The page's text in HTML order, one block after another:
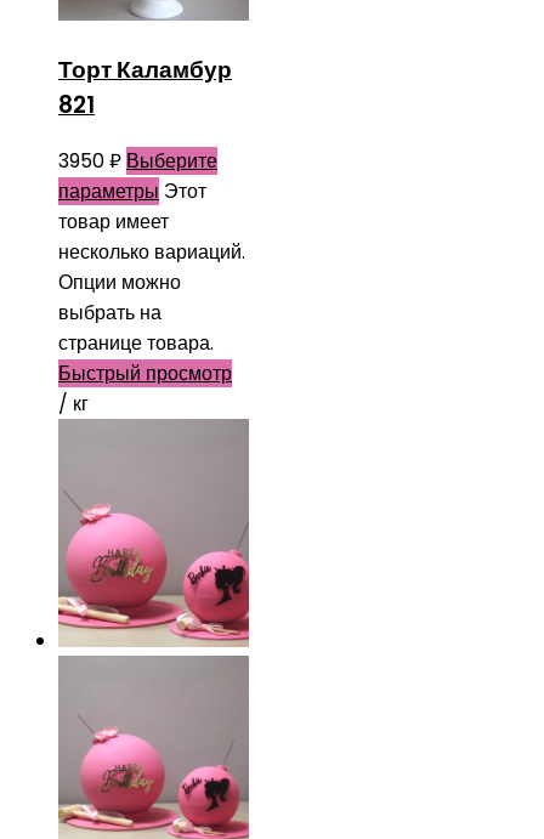
Торт Каламбур
821
3950₽ Выберите
параметры Этот
товар имеет
несколько вариаций.
Опции можно
выбрать на
странице товара.
Быстрый просмотр
/ кг